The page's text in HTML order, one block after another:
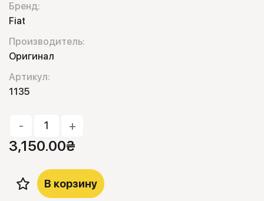
Бренд:
Fiat
Производитель:
Оригинал
Артикул:
1135
- +
3,150.00₴
В корзину